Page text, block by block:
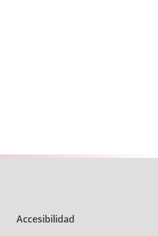
Accesibilidad